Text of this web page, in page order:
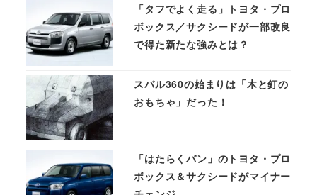
「タフでよく走る」トヨタ・プロ
ボックス／サクシードが一部改良
で得た新たな強みとは？
スバル360の始まりは「木と釘の
おもちゃ」だった！
「はたらくバン」のトヨタ・プロ
ボックス＆サクシードがマイナー